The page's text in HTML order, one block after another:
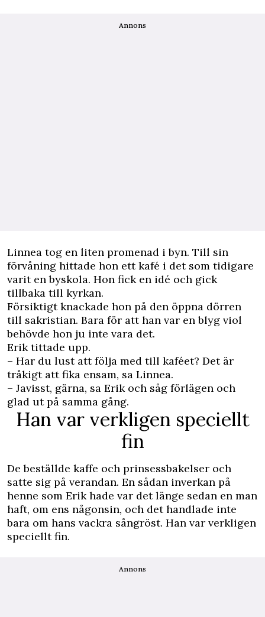
Annons
Linnea tog en liten promenad i byn. Till sin
förvåning hittade hon ett kafé i det som tidigare
varit en byskola. Hon fick en idé och gick
tillbaka till kyrkan.
Försiktigt knackade hon på den öppna dörren
till sakristian. Bara för att han var en blyg viol
behövde hon ju inte vara det.
Erik tittade upp.
– Har du lust att följa med till ­kaféet? Det är
tråkigt att fika ensam, sa Linnea.
– Javisst, gärna, sa Erik och såg förlägen och
glad ut på samma gång.
Han var verkligen speciellt
fin
De beställde kaffe och prinsessbakelser och
satte sig på verandan. En sådan inverkan på
henne som Erik hade var det länge sedan en man
haft, om ens någonsin, och det handlade inte
bara om hans vackra sångröst. Han var verkligen
speciellt fin.
Annons